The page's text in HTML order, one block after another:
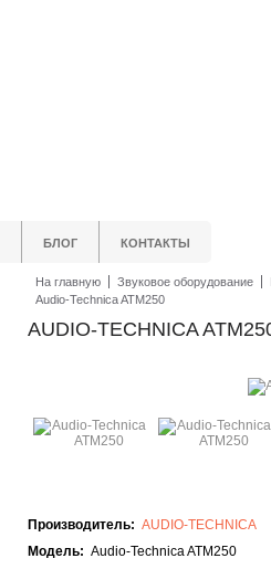
БЛОГ КОНТАКТЫ
На главную Звуковое оборудование
Audio-Technica ATM250
AUDIO-TECHNICA
Производитель: AUDIO-TECHNICA
Модель: Audio-Technica ATM250